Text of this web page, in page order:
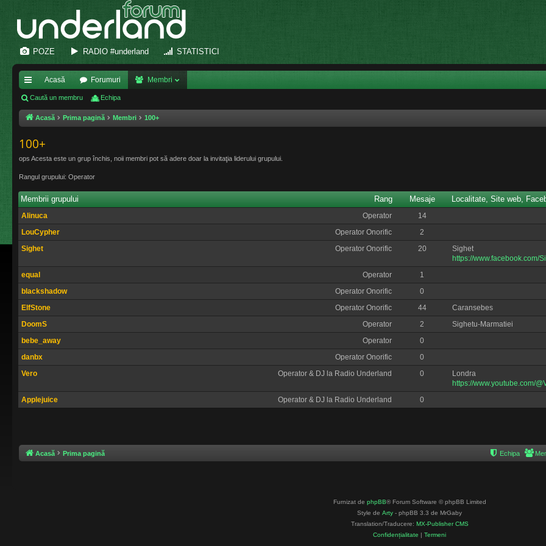
POZE RADIO #underland STATISTICI
eg
ăt
de
Acasă Forumuri Membri
Caută un membru Echipa
Acasă Prima pagină Membri 100+
100+
ops Acesta este un grup închis, noii membri pot să adere doar la invitaţia liderului grupului.
Rangul grupului: Operator
Rang
Membrii grupului Mesaje Localitate, Site web,
Operator
Alinuca 14
Operator Onorific
LouCypher 2
Operator Onorific
Sighet 20
Sighet
https://www.facebook.com/
Operator
equal 1
Operator Onorific
blackshadow 0
Operator Onorific
ElfStone 44 Caransebes
Operator
DoomS 2 Sighetu-Marmatiei
Operator
bebe_away 0
Operator Onorific
danbx 0
Operator & DJ la Radio Underland
Vero 0
Londra
https://www.youtube.com/
Operator & DJ la Radio Underland
Applejuice 0
Acasă Prima pagină Echipa
Furnizat de phpBB® Forum Software © phpBB Limited
Style de Arty - phpBB 3.3 de MrGaby
Translation/Traducere: MX-Publisher CMS
Confidențialitate | Termeni